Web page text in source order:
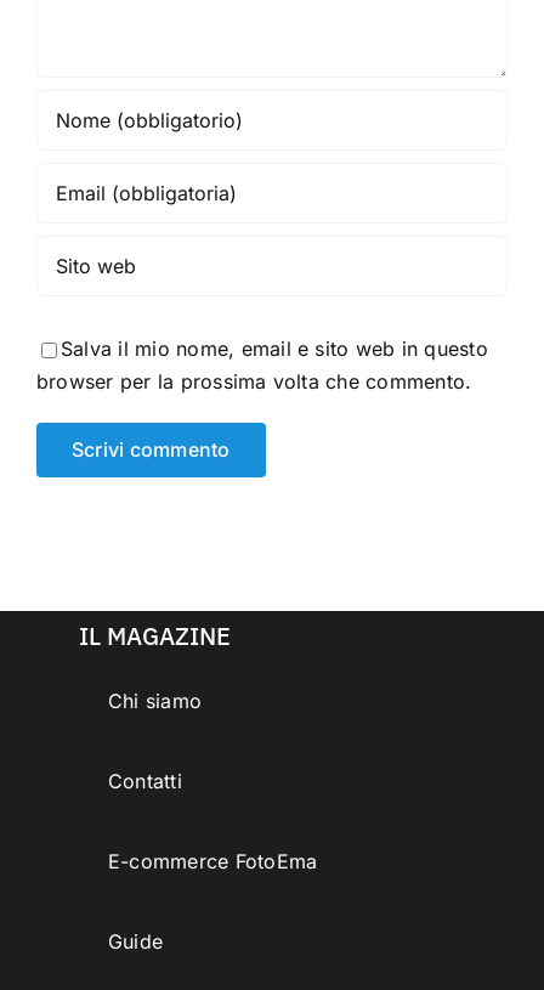
Salva il mio nome, email e sito web in questo
browser per la prossima volta che commento.
IL MAGAZINE
Chi siamo
Contatti
E-commerce FotoEma
Guide